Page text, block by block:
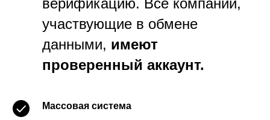
верификацию. Все компании,
участвующие в обмене
данными, имеют
проверенный аккаунт.
Массовая система